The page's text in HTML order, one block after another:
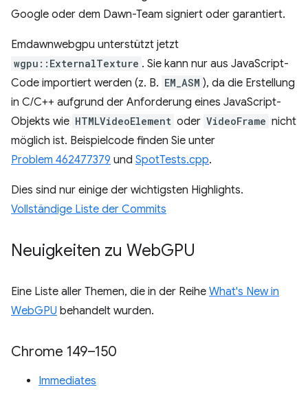
Google oder dem Dawn-Team signiert oder garantiert.
Emdawnwebgpu unterstützt jetzt
wgpu::ExternalTexture . Sie kann nur aus JavaScript-
Code importiert werden (z. B. EM_ASM ), da die Erstellung
in C/C++ aufgrund der Anforderung eines JavaScript-
Objekts wie HTMLVideoElement oder VideoFrame nicht
möglich ist. Beispielcode finden Sie unter
Problem 462477379 und SpotTests.cpp.
Dies sind nur einige der wichtigsten Highlights.
Vollständige Liste der Commits
Neuigkeiten zu WebGPU
Eine Liste aller Themen, die in der Reihe What's New in
WebGPU behandelt wurden.
Chrome 149–150
Immediates